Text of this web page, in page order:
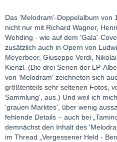
Das 'Melodram'-Doppelalbum von
nicht nur mit Richard Wagner,
Wehding - wie auf dem 'Gala'-
zusätzlich auch in Opern von
Meyerbeer, Giuseppe Verdi,
Kienzl. (Die drei Serien der LP-
von 'Melodram' zeichneten sich
größtenteils sehr seltenen Fotos,
Sammlung', aus.) Und weil ich
'grauen Marktes', über wenig
fehlende Details – auch bei
demnächst den Inhalt des
im Thread „Vergessener Held -